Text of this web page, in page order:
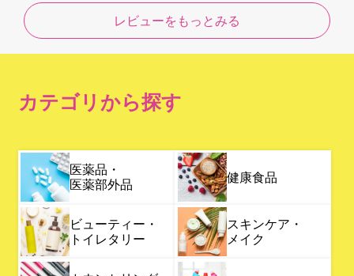
レビューをもっとみる
カテゴリから探す
医薬品・
医薬部外品
健康食品
ビューティー・
トイレタリー
スキンケア・
メイク